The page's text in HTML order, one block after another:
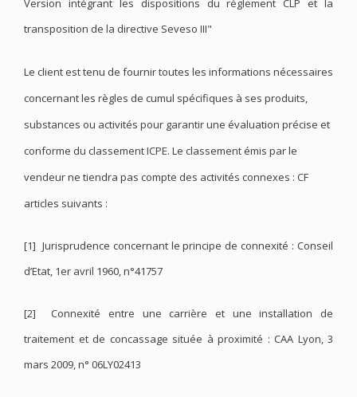
Version intégrant les dispositions du règlement CLP et la
transposition de la directive Seveso III"
Le client est tenu de fournir toutes les informations nécessaires
concernant les règles de cumul spécifiques à ses produits,
substances ou activités pour garantir une évaluation précise et
conforme du classement ICPE. Le classement émis par le
vendeur ne tiendra pas compte des activités connexes : CF
articles suivants :
[1] Jurisprudence concernant le principe de connexité : Conseil
d’Etat, 1er avril 1960, n°41757
[2] Connexité entre une carrière et une installation de
traitement et de concassage située à proximité : CAA Lyon, 3
mars 2009, n° 06LY02413